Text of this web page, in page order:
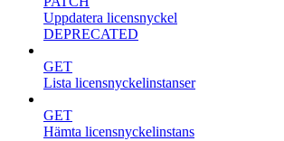
Uppdatera licensnyckel
DEPRECATED
GET
Lista licensnyckelinstanser
GET
Hämta licensnyckelinstans